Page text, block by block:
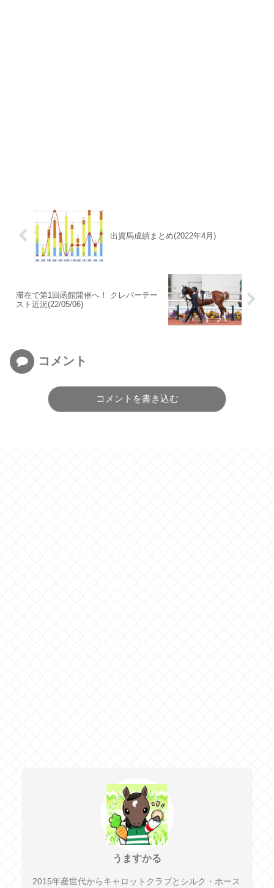
出資馬成績まとめ(2022年4月)
滞在で第1回函館開催へ！ クレバーテー
スト近況(22/05/06)
コメント
コメントを書き込む
うますかる
2015年産世代からキャロットクラブとシルク・ホース